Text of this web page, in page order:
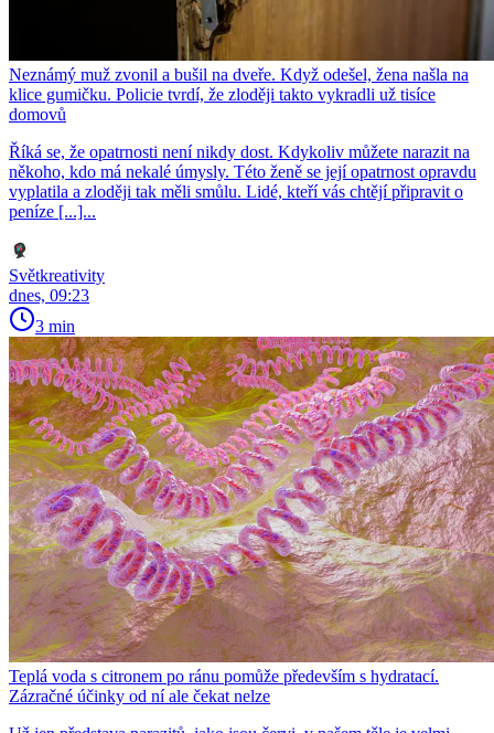
Neznámý muž zvonil a bušil na dveře. Když odešel, žena našla na
klice gumičku. Policie tvrdí, že zloději takto vykradli už tisíce
domovů
Říká se, že opatrnosti není nikdy dost. Kdykoliv můžete narazit na
někoho, kdo má nekalé úmysly. Této ženě se její opatrnost opravdu
vyplatila a zloději tak měli smůlu. Lidé, kteří vás chtějí připravit o
peníze [...]...
Světkreativity
dnes, 09:23
3 min
Teplá voda s citronem po ránu pomůže především s hydratací.
Zázračné účinky od ní ale čekat nelze